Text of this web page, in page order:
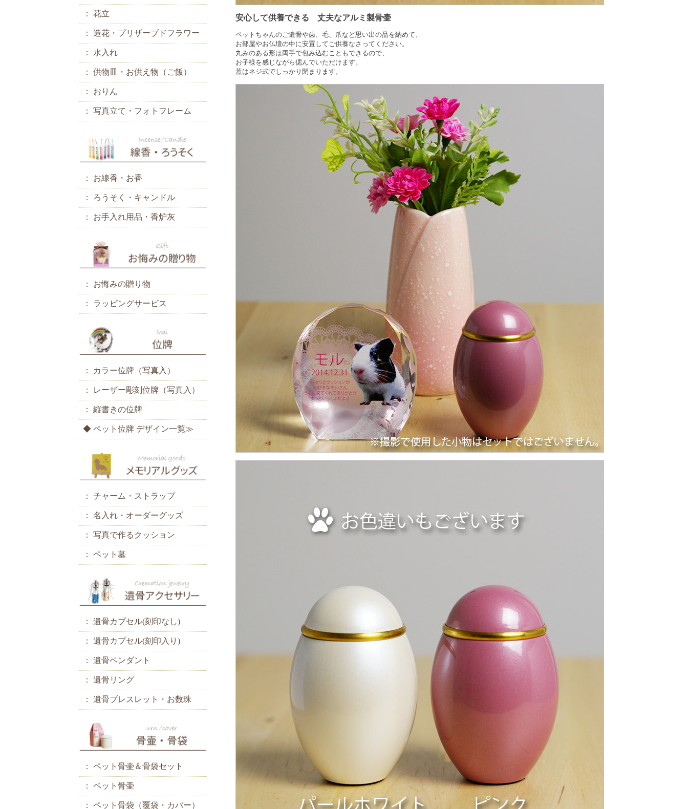
安心して供養できる 丈夫なアルミ製骨壷
ペットちゃんのご遺骨や歯、毛、爪など思い出の品を納めて、
お部屋やお仏壇の中に安置してご供養なさってください。
丸みのある形は両手で包み込むこともできるので、
お子様を感じながら偲んでいただけます。
蓋はネジ式でしっかり閉まります。